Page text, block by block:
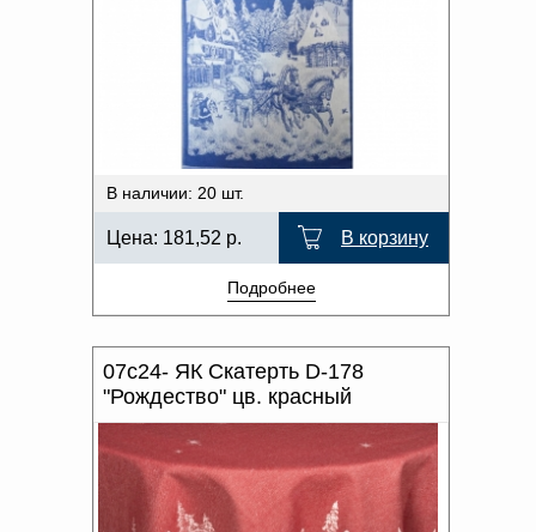
В наличии: 20 шт.
Цена: 181,52 р. В корзину
Подробнее
07с24- ЯК Скатерть D-178
"Рождество" цв. красный